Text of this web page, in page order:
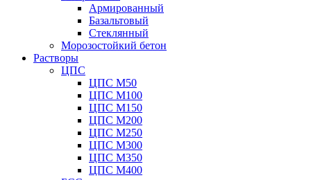
Армированный
Базальтовый
Стеклянный
Морозостойкий бетон
Растворы
ЦПС
ЦПС М50
ЦПС М100
ЦПС М150
ЦПС М200
ЦПС М250
ЦПС М300
ЦПС М350
ЦПС М400